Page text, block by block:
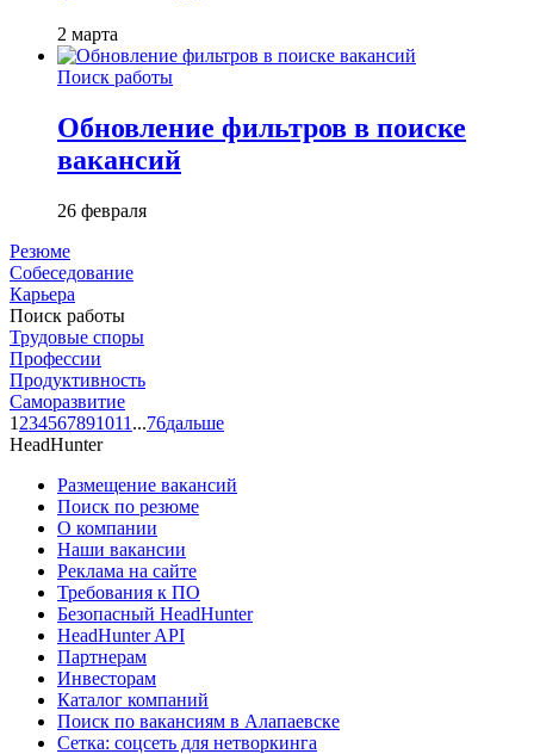
2 марта
Поиск работы
Обновление фильтров в поиске
вакансий
26 февраля
Резюме
Собеседование
Карьера
Поиск работы
Трудовые споры
Профессии
Продуктивность
Саморазвитие
1 234567891011 ...76дальше
HeadHunter
Размещение вакансий
Поиск по резюме
О компании
Наши вакансии
Реклама на сайте
Требования к ПО
Безопасный HeadHunter
HeadHunter API
Партнерам
Инвесторам
Каталог компаний
Поиск по вакансиям в Алапаевске
Сетка: соцсеть для нетворкинга